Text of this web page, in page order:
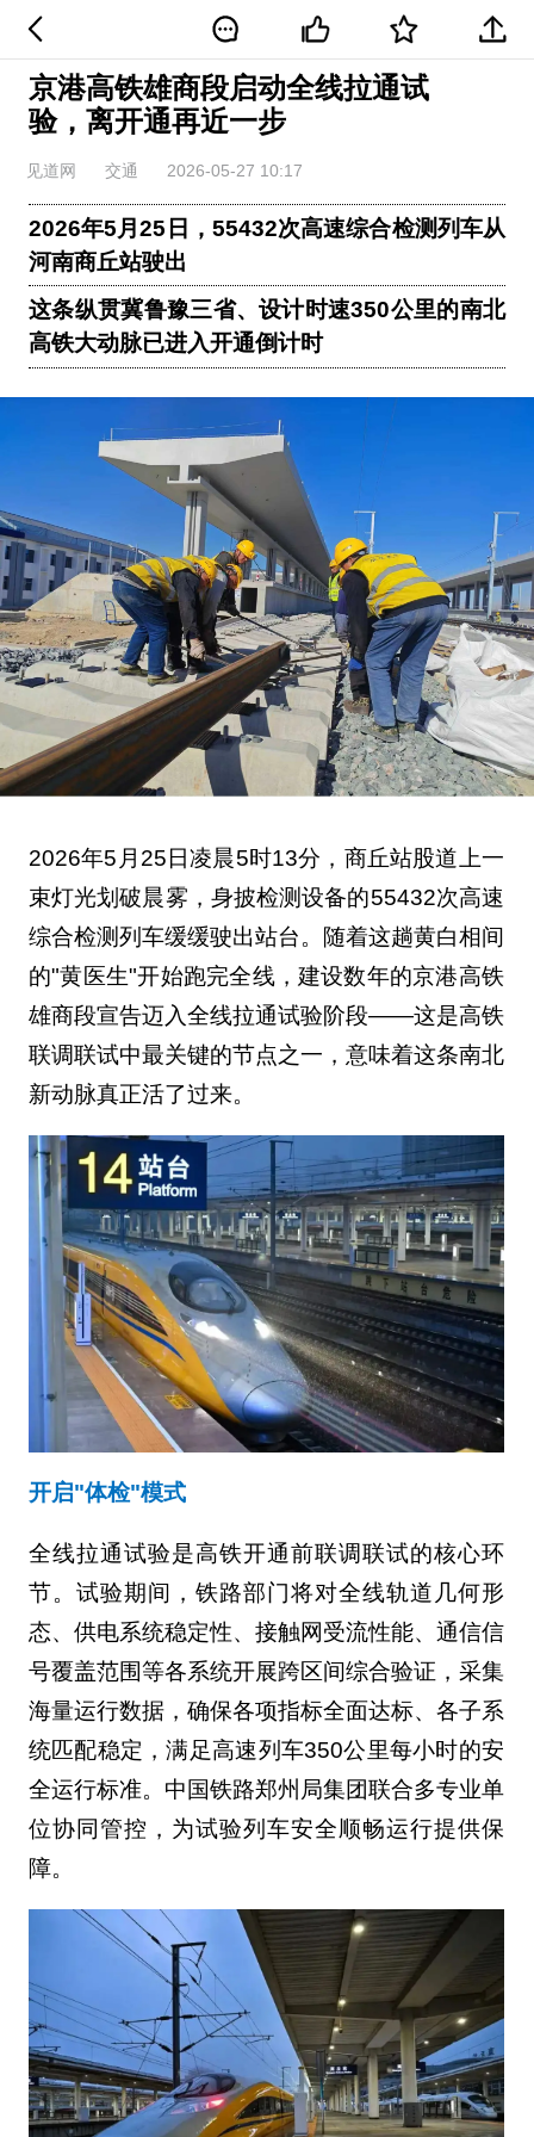
京港高铁雄商段启动全线拉通试
验，离开通再近一步
见道网 交通 2026-05-27 10:17
2026年5月25日，55432次高速综合检测列车从
河南商丘站驶出
这条纵贯冀鲁豫三省、设计时速350公里的南北
高铁大动脉已进入开通倒计时
2026年5月25日凌晨5时13分，商丘站股道上一
束灯光划破晨雾，身披检测设备的55432次高速
综合检测列车缓缓驶出站台。随着这趟黄白相间
的"黄医生"开始跑完全线，建设数年的京港高铁
雄商段宣告迈入全线拉通试验阶段——这是高铁
联调联试中最关键的节点之一，意味着这条南北
新动脉真正活了过来。
开启"体检"模式
全线拉通试验是高铁开通前联调联试的核心环
节。试验期间，铁路部门将对全线轨道几何形
态、供电系统稳定性、接触网受流性能、通信信
号覆盖范围等各系统开展跨区间综合验证，采集
海量运行数据，确保各项指标全面达标、各子系
统匹配稳定，满足高速列车350公里每小时的安
全运行标准。中国铁路郑州局集团联合多专业单
位协同管控，为试验列车安全顺畅运行提供保
障。